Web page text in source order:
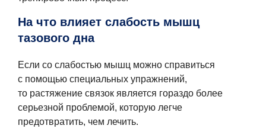
На что влияет слабость мышц
тазового дна
Если со слабостью мышц можно справиться
с помощью специальных упражнений,
то растяжение связок является гораздо более
серьезной проблемой, которую легче
предотвратить, чем лечить.